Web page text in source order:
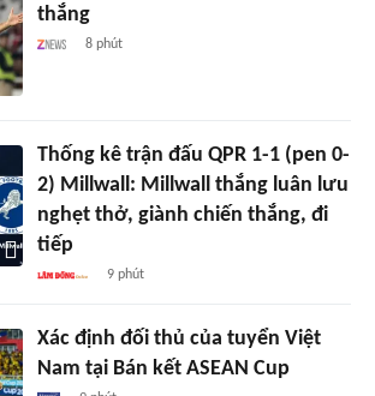
thắng
8 phút
Thống kê trận đấu QPR 1-1 (pen 0-
2) Millwall: Millwall thắng luân lưu
nghẹt thở, giành chiến thắng, đi
tiếp
9 phút
Xác định đối thủ của tuyển Việt
Nam tại Bán kết ASEAN Cup